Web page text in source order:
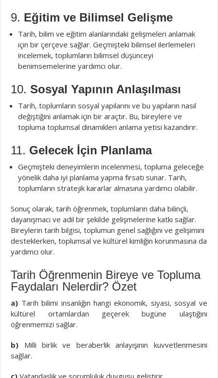
9. Eğitim ve Bilimsel Gelişme
Tarih, bilim ve eğitim alanlarındaki gelişmeleri anlamak
için bir çerçeve sağlar. Geçmişteki bilimsel ilerlemeleri
incelemek, toplumların bilimsel düşünceyi
benimsemelerine yardımcı olur.
10.Sosyal Yapının Anlaşılması
Tarih, toplumların sosyal yapılarını ve bu yapıların nasıl
değiştiğini anlamak için bir araçtır. Bu, bireylere ve
topluma toplumsal dinamikleri anlama yetisi kazandırır.
11. Gelecek İçin Planlama
Geçmişteki deneyimlerin incelenmesi, topluma geleceğe
yönelik daha iyi planlama yapma fırsatı sunar. Tarih,
toplumların stratejik kararlar almasına yardımcı olabilir.
Sonuç olarak, tarih öğrenmek, toplumların daha bilinçli,
dayanışmacı ve adil bir şekilde gelişmelerine katkı sağlar.
Bireylerin tarih bilgisi, toplumun genel sağlığını ve gelişimini
desteklerken, toplumsal ve kültürel kimliğin korunmasına da
yardımcı olur.
Tarih Öğrenmenin Bireye ve Topluma
Faydaları Nelerdir? Özet
a) Tarih bilimi insanlığın hangi ekonomik, siyasi, sosyal ve
kültürel ortamlardan geçerek bugüne ulaştığını
öğrenmemizi sağlar.
b) Milli birlik ve beraberlik anlayışının kuvvetlenmesini
sağlar.